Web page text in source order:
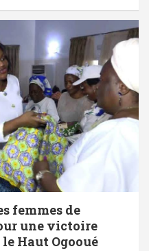
femmes de
une victoire
Haut Ogooué